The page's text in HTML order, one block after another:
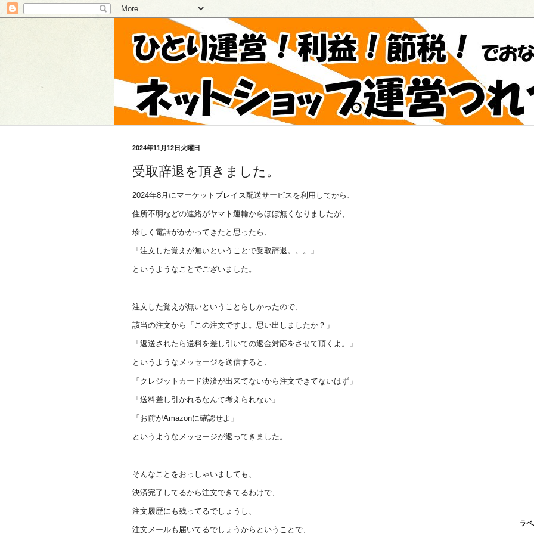
2024年11月12日火曜日
受取辞退を頂きました。
2024年8月にマーケットプレイス配送サービスを利用してから、
住所不明などの連絡がヤマト運輸からほぼ無くなりましたが、
珍しく電話がかかってきたと思ったら、
「注文した覚えが無いということで受取辞退。。。」
というようなことでございました。
注文した覚えが無いということらしかったので、
該当の注文から「この注文ですよ。思い出しましたか？」
「返送されたら送料を差し引いての返金対応をさせて頂くよ。」
というようなメッセージを送信すると、
「クレジットカード決済が出来てないから注文できてないはず」
「送料差し引かれるなんて考えられない」
「お前がAmazonに確認せよ」
というようなメッセージが返ってきました。
そんなことをおっしゃいましても、
決済完了してるから注文できてるわけで、
注文履歴にも残ってるでしょうし、
注文メールも届いてるでしょうからということで、
ラベ